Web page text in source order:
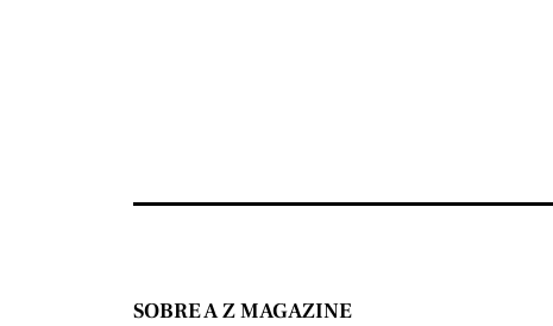
SOBRE A Z MAGAZINE